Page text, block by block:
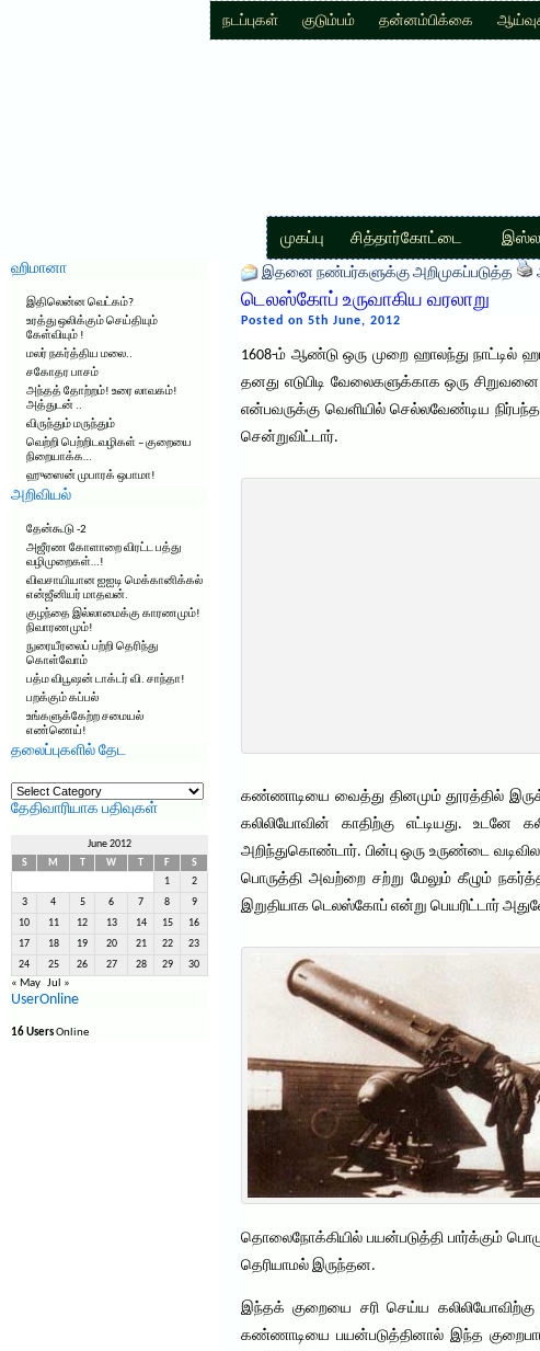
நடப்புகள் குடும்பம் தன்னம்பிக்கை
முகப்பு சித்தார்கோட்டை
ஹிமானா
இதிலென்ன வெட்கம்?
உரத்து ஒலிக்கும் செய்தியும்
கேள்வியும் !
மலர் நகர்த்திய மலை..
சகோதர பாசம்
அந்தத் தோற்றம்! உரை லாவகம்!
அத்துடன் ..
விருந்தும் மருந்தும்
வெற்றி பெற்றிடவழிகள் – குறையை
நிறையாக்க…
ஹுஸைன் முபாரக் ஒபாமா!
அறிவியல்
தேன்கூடு -2
அஜீரண கோளாறை விரட்ட பத்து
வழிமுறைகள்…!
விவசாயியான ஐஐடி மெக்கானிக்கல்
என்ஜீனியர் மாதவன்.
குழந்தை இல்லாமைக்கு காரணமும்!
நிவாரணமும்!
நுரையீரலைப் பற்றி தெரிந்து
கொள்வோம்
பத்ம விபூஷன் டாக்டர் வி. சாந்தா!
பறக்கும் கப்பல்
உங்களுக்கேற்ற சமையல்
எண்ணெய்!
தலைப்புகளில் தேட
தலைப்புகளில்
தேட
தேதிவாரியாக பதிவுகள்
June 2012
S
M W F
S
1
2
3 4 5 6 7 8 9
10 11 12 13 14 15 16
17 18 19 20 21 22 23
24 25 26 27 28 29 30
« May Jul »
UserOnline
16 UsersOnline
இதனை நண்பர்களுக்கு அறிமுகப்படுத்த
டெலஸ்கோப் உருவாகிய வரலாறு
Posted on 5th June, 2012
1608-ம் ஆண்டு ஒரு முறை ஹாலந்து
தனது எடுபிடி வேலைகளுக்காக ஒரு
என்பவருக்கு வெளியில் செல்லவேண்டிய
சென்றுவிட்டார்.
கண்ணாடியை வைத்து தினமும் தூரத்தில்
கலிலியோவின் காதிற்கு எட்டியது.
அறிந்துகொண்டார். பின்பு ஒரு உருண்டை
பொருத்தி அவற்றை சற்று மேலும் கீழும்
இறுதியாக டெலஸ்கோப் என்று பெயரிட்டார்
தொலைநோக்கியில் பயன்படுத்தி பார்க்கும்
தெரியாமல் இருந்தன.
இந்தக் குறையை சரி செய்ய கலிலியோவிற்கு
கண்ணாடியை பயன்படுத்தினால் இந்த